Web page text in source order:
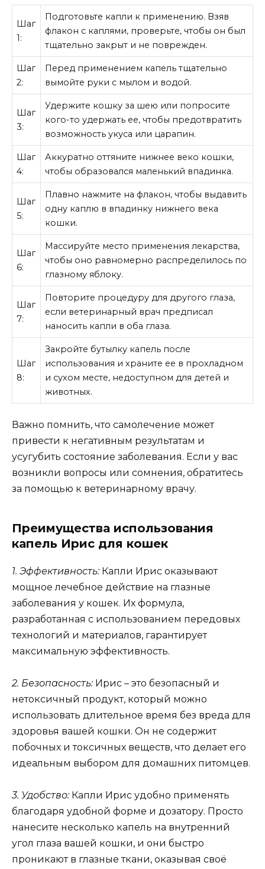
Шаг
1:
Подготовьте капли к применению. Взяв
флакон с каплями, проверьте, чтобы он был
тщательно закрыт и не поврежден.
Шаг
2:
Перед применением капель тщательно
вымойте руки с мылом и водой.
Шаг
3:
Удержите кошку за шею или попросите
кого-то удержать ее, чтобы предотвратить
возможность укуса или царапин.
Шаг
4:
Аккуратно оттяните нижнее веко кошки,
чтобы образовался маленький впадинка.
Шаг
5:
Плавно нажмите на флакон, чтобы выдавить
одну каплю в впадинку нижнего века
кошки.
Шаг
6:
Массируйте место применения лекарства,
чтобы оно равномерно распределилось по
глазному яблоку.
Шаг
7:
Повторите процедуру для другого глаза,
если ветеринарный врач предписал
наносить капли в оба глаза.
Шаг
8:
Закройте бутылку капель после
использования и храните ее в прохладном
и сухом месте, недоступном для детей и
животных.
Важно помнить, что самолечение может
привести к негативным результатам и
усугубить состояние заболевания. Если у вас
возникли вопросы или сомнения, обратитесь
за помощью к ветеринарному врачу.
Преимущества использования
капель Ирис для кошек
1. Эффективность:Капли Ирис оказывают
мощное лечебное действие на глазные
заболевания у кошек. Их формула,
разработанная с использованием передовых
технологий и материалов, гарантирует
максимальную эффективность.
2. Безопасность:Ирис – это безопасный и
нетоксичный продукт, который можно
использовать длительное время без вреда для
здоровья вашей кошки. Он не содержит
побочных и токсичных веществ, что делает его
идеальным выбором для домашних питомцев.
3. Удобство:Капли Ирис удобно применять
благодаря удобной форме и дозатору. Просто
нанесите несколько капель на внутренний
угол глаза вашей кошки, и они быстро
проникают в глазные ткани, оказывая своё